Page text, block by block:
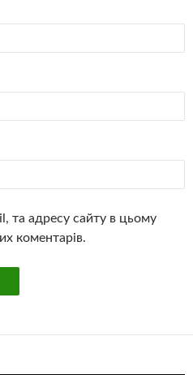
та адресу сайту в цьому
коментарів.